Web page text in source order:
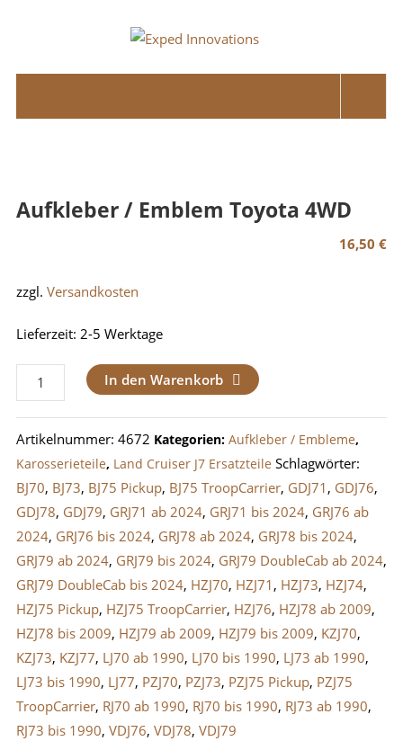
Exped
Adventure
Aufkleber / Emblem Toyota 4WD
16,50€
zzgl. Versandkosten
Lieferzeit: 2-5 Werktage
Aufkleber
/
Emblem
Toyota
4WD
Menge
In den Warenkorb
Artikelnummer: 4672 Kategorien: Aufkleber / Embleme,
Karosserieteile, Land Cruiser J7 Ersatzteile Schlagwörter:
BJ70, BJ73, BJ75 Pickup, BJ75 TroopCarrier, GDJ71 , GDJ76,
GDJ78, GDJ79, GRJ71 ab 2024, GRJ71 bis 2024, GRJ76 ab
2024, GRJ76 bis 2024, GRJ78 ab 2024, GRJ78 bis 2024,
GRJ79 ab 2024, GRJ79 bis 2024, GRJ79 DoubleCab ab 2024,
GRJ79 DoubleCab bis 2024, HZJ70, HZJ71 , HZJ73, HZJ74,
HZJ75 Pickup, HZJ75 TroopCarrier, HZJ76, HZJ78 ab 2009,
HZJ78 bis 2009, HZJ79 ab 2009, HZJ79 bis 2009, KZJ70,
KZJ73, KZJ77, LJ70 ab 1990, LJ70 bis 1990, LJ73 ab 1990,
LJ73 bis 1990, LJ77, PZJ70, PZJ73, PZJ75 Pickup, PZJ75
TroopCarrier, RJ70 ab 1990, RJ70 bis 1990, RJ73 ab 1990,
RJ73 bis 1990, VDJ76, VDJ78, VDJ79